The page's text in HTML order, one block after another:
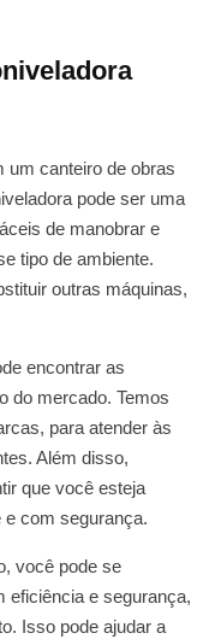
um canteiro de obras
pode ser uma
de manobrar e
tipo de ambiente.
outras máquinas,
encontrar as
do mercado. Temos
para atender às
Além disso,
que você esteja
e com segurança.
você pode se
eficiência e segurança,
Isso pode ajudar a